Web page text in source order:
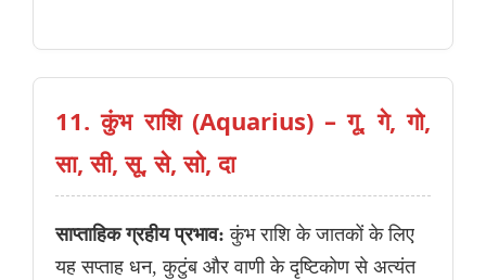
11. कुंभ राशि (Aquarius) – गू, गे, गो,
सा, सी, सू, से, सो, दा
साप्ताहिक ग्रहीय प्रभाव: कुंभ राशि के जातकों के लिए
यह सप्ताह धन, कुटुंब और वाणी के दृष्टिकोण से अत्यंत